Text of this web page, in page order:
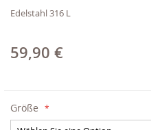
Edelstahl 316 L
59,90 €
Größe